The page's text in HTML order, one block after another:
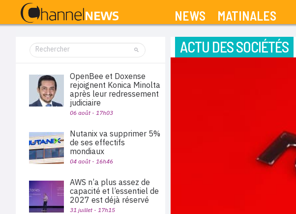
NEWS MATINALES
ACTU DES SOCIÉTÉS
OpenBee et Doxense
rejoignent Konica Minolta
après leur redressement
judiciaire
06 août - 17h03
Nutanix va supprimer 5%
de ses effectifs
mondiaux
04 août - 16h46
AWS n’a plus assez de
capacité et l’essentiel de
2027 est déjà réservé
31 juillet - 17h15